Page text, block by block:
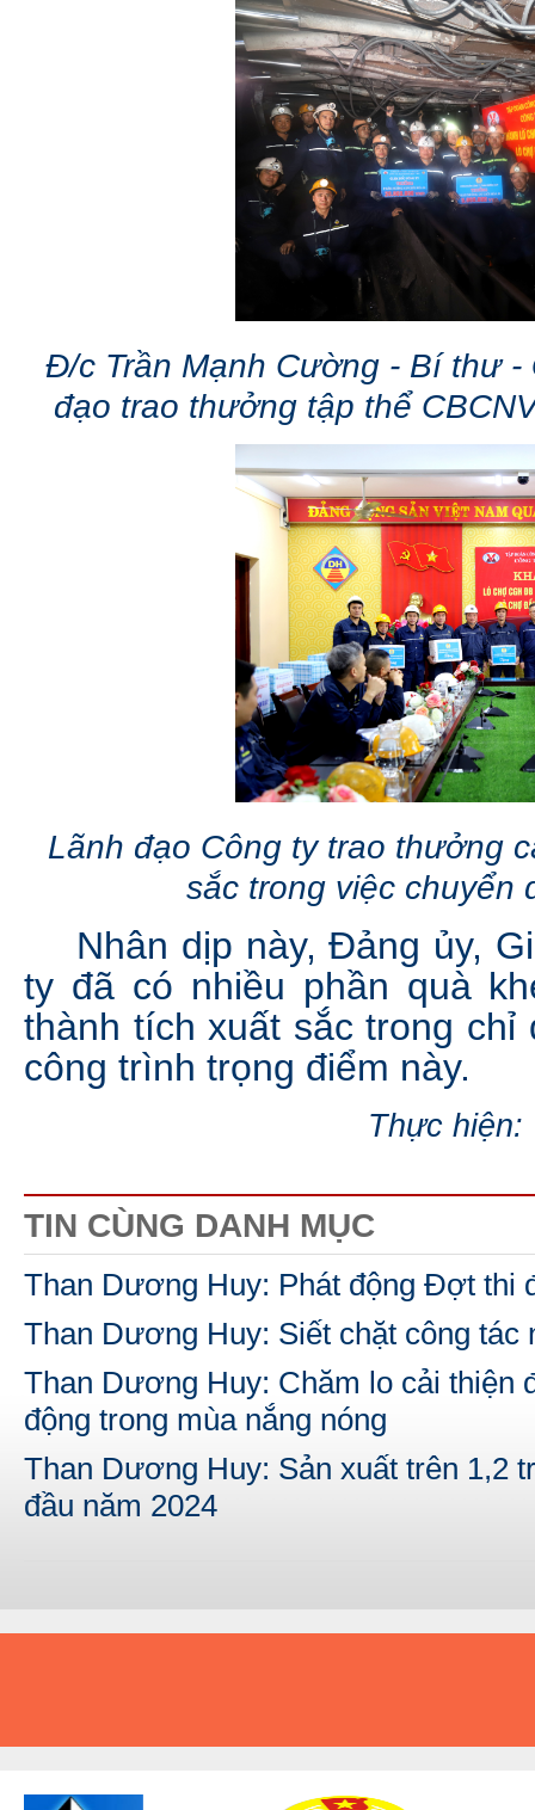
Đ/c Trần Mạnh Cường - Bí thư -
đạo trao thưởng tập thể
Lãnh đạo Công ty trao thưởng
sắc trong việc chuyển
Nhân dịp này, Đảng ủy,
ty đã có nhiều phần quà
thành tích xuất sắc trong chỉ
công trình trọng điểm này.
Thực hiện:
TIN CÙNG DANH MỤC
Than Dương Huy: Phát động Đợt thi
Than Dương Huy: Siết chặt công tác
Than Dương Huy: Chăm lo cải thiện
động trong mùa nắng nóng
Than Dương Huy: Sản xuất trên 1,2
đầu năm 2024